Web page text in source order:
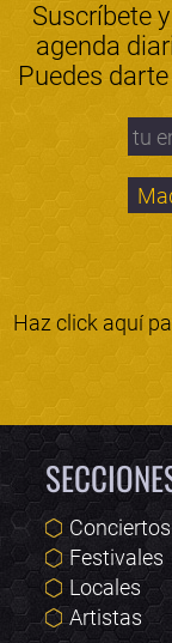
Suscríbete
agenda
Puedes
Haz click aquí
Conciertos
Festivales
Locales
Artistas